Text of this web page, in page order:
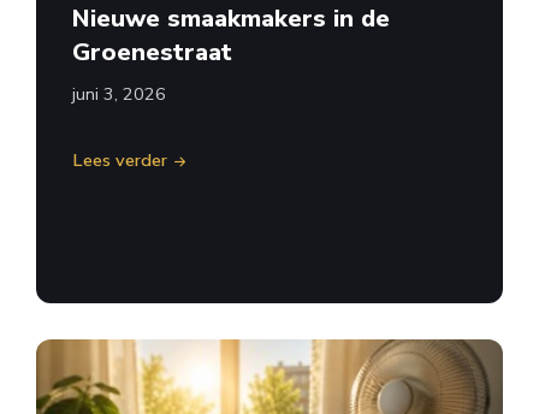
Nieuwe smaakmakers in de
Groenestraat
juni 3, 2026
Lees verder